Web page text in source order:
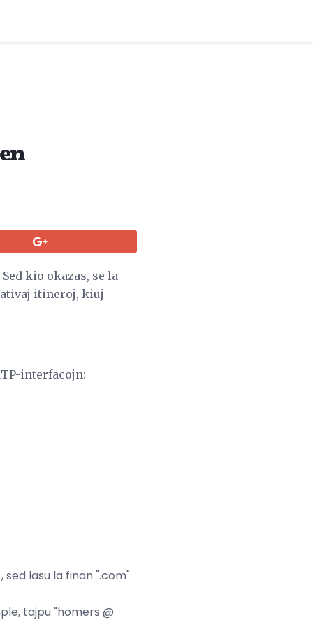
kio okazas, se la
itineroj, kiuj
interfacojn:
sed lasu la finan ".com"
tajpu "homers @